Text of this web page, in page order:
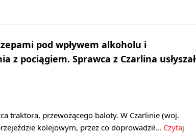
pod wpływem alkoholu i
z pociągiem. Sprawca z Czarlina usłyszał
traktora, przewożącego baloty. W Czarlinie (woj.
kolejowym, przez co doprowadził… Czytaj